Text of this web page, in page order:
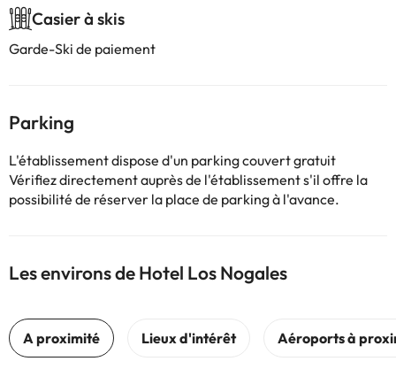
Casier à skis
Garde-Ski de paiement
Parking
L'établissement dispose d'un parking couvert gratuit
Vérifiez directement auprès de l'établissement s'il offre la
possibilité de réserver la place de parking à l'avance.
Les environs de Hotel Los Nogales